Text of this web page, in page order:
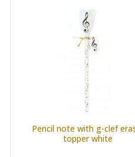
Pencil note with g-clef
topper white